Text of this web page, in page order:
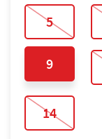
5
9
14